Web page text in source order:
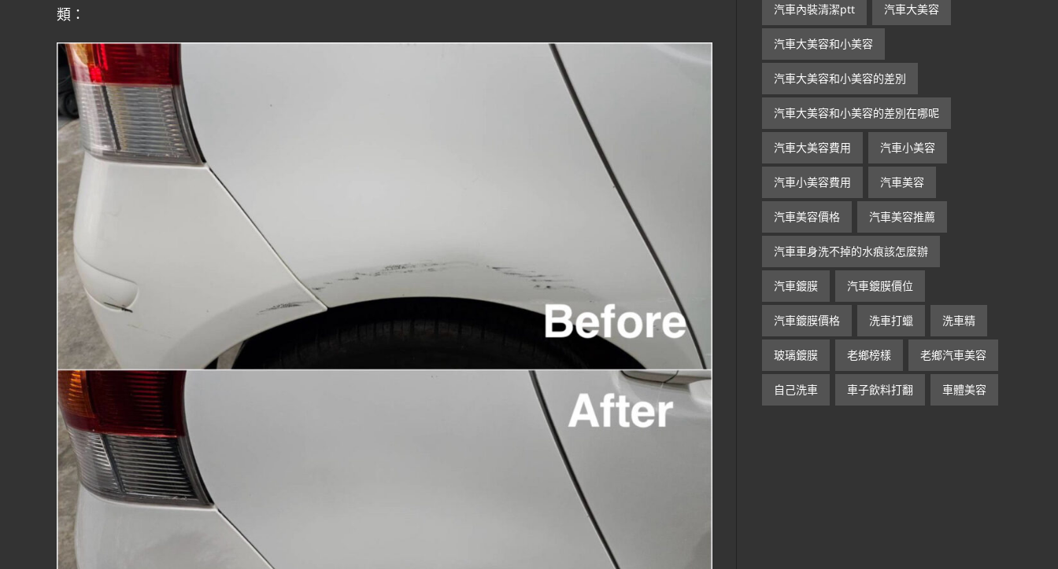
類：
汽車內裝清潔ptt 汽車大美容
汽車大美容和小美容
汽車大美容和小美容的差別
汽車大美容和小美容的差別在哪呢
汽車大美容費用 汽車小美容
汽車小美容費用 汽車美容
汽車美容價格 汽車美容推薦
汽車車身洗不掉的水痕該怎麼辦
汽車鍍膜 汽車鍍膜價位
汽車鍍膜價格 洗車打蠟 洗車精
玻璃鍍膜 老鄉榜樣 老鄉汽車美容
自己洗車 車子飲料打翻 車體美容